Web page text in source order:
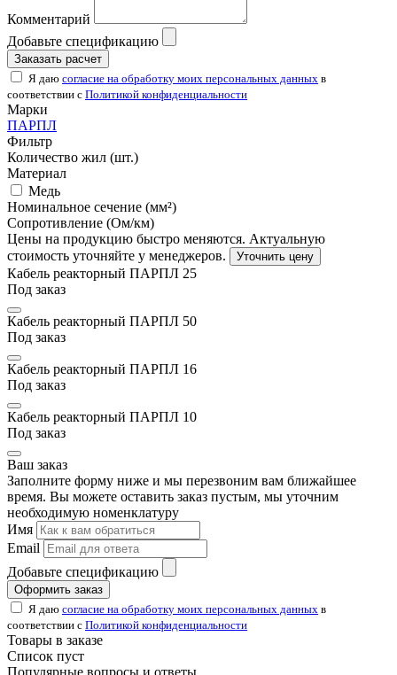
Комментарий
Добавьте спецификацию
Заказать расчет
Я даю согласие на обработку моих персональных данных в
соответствии с Политикой конфиденциальности
Марки
ПАРПЛ
Фильтр
Количество жил (шт.)
Материал
Медь
Номинальное сечение (мм²)
Сопротивление (Ом/км)
Цены на продукцию быстро меняются. Актуальную
стоимость уточняйте у менеджеров.
Уточнить цену
Кабель реакторный ПАРПЛ 25
Под заказ
Кабель реакторный ПАРПЛ 50
Под заказ
Кабель реакторный ПАРПЛ 16
Под заказ
Кабель реакторный ПАРПЛ 10
Под заказ
Ваш заказ
Заполните форму ниже и мы перезвоним вам ближайшее
время. Вы можете оставить заказ пустым, мы уточним
необходимую номенклатуру
Имя
Email
Добавьте спецификацию
Оформить заказ
Я даю согласие на обработку моих персональных данных в
соответствии с Политикой конфиденциальности
Товары в заказе
Список пуст
Популярные вопросы и ответы